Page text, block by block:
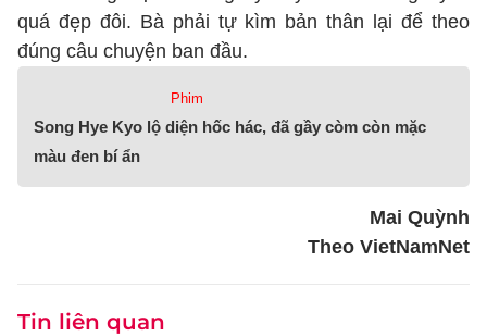
quá đẹp đôi. Bà phải tự kìm bản thân lại để theo
đúng câu chuyện ban đầu.
Phim
Song Hye Kyo lộ diện hốc hác, đã gầy còm còn mặc
màu đen bí ẩn
Mai Quỳnh
Theo VietNamNet
Tin liên quan